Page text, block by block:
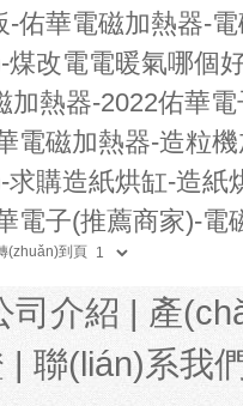
佑華電磁加熱器-
改電電暖氣哪個
加熱器-2022佑華電
電磁加熱器-造粒
購造紙烘缸-造紙
電子(推薦商家)-電
(zhuǎn)到頁
司介紹 | 產
| 聯(lián)系我